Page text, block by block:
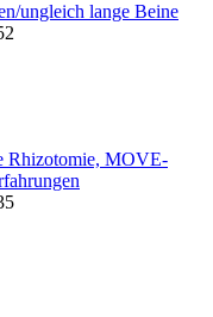
ungleich lange Beine
Rhizotomie, MOVE-